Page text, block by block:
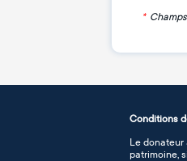
*
Conditions
Le
patrimoine,